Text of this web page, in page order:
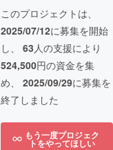
このプロジェクトは、
2025/07/12に募集を開始
し、 63人の支援により
524,500円の資金を集
め、 2025/09/29に募集を
終了しました
もう一度プロジェク
トをやってほしい